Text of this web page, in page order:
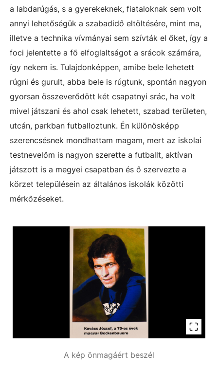
a labdarúgás, s a gyerekeknek, fiataloknak sem volt
annyi lehetőségük a szabadidő eltöltésére, mint ma,
illetve a technika vívmányai sem szívták el őket, így a
foci jelentette a fő elfoglaltságot a srácok számára,
így nekem is. Tulajdonképpen, amibe bele lehetett
rúgni és gurult, abba bele is rúgtunk, spontán nagyon
gyorsan összeverődött két csapatnyi srác, ha volt
mivel játszani és ahol csak lehetett, szabad területen,
utcán, parkban futballoztunk. Én különösképp
szerencsésnek mondhattam magam, mert az iskolai
testnevelőm is nagyon szerette a futballt, aktívan
játszott is a megyei csapatban és ő szervezte a
körzet településein az általános iskolák közötti
mérkőzéseket.
A kép önmagáért beszél